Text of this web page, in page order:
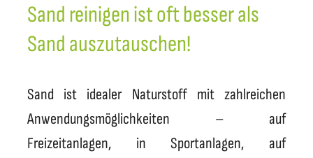
Sand reinigen ist oft besser als
Sand auszutauschen!
Sand ist idealer Naturstoff mit zahlreichen
Anwendungsmöglichkeiten – auf
Freizeitanlagen, in Sportanlagen, auf